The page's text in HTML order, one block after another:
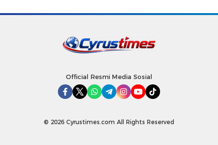
Official Resmi Media Sosial
© 2026 Cyrustimes.com All Rights Reserved